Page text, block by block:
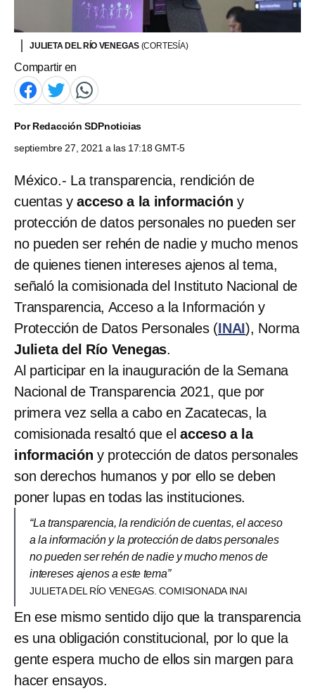
JULIETA DEL RÍO VENEGAS (CORTESÍA)
Compartir en
PorRedacción SDPnoticias
septiembre 27, 2021 a las 17:18 GMT-5
México.- La transparencia, rendición de
cuentas yacceso a la información y
protección de datos personales no pueden ser
no pueden ser rehén de nadie y mucho menos
de quienes tienen intereses ajenos al tema,
señaló la comisionada del Instituto Nacional de
Transparencia, Acceso a la Información y
Protección de Datos Personales (INAI), Norma
Julieta del Río Venegas.
Al participar en la inauguración de la Semana
Nacional de Transparencia 2021, que por
primera vez sella a cabo en Zacatecas, la
comisionada resaltó que elacceso a la
información y protección de datos personales
son derechos humanos y por ello se deben
poner lupas en todas las instituciones.
“La transparencia, la rendición de cuentas, el acceso
a la información y la protección de datos personales
no pueden ser rehén de nadie y mucho menos de
intereses ajenos a este tema”
JULIETA DEL RÍO VENEGAS. COMISIONADA INAI
En ese mismo sentido dijo que la transparencia
es una obligación constitucional, por lo que la
gente espera mucho de ellos sin margen para
hacer ensayos.